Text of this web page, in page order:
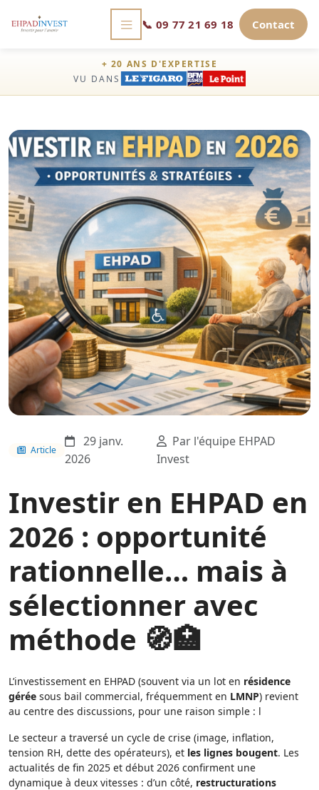
📞 09 77 21 69 18 Contact
+ 20 ANS D'EXPERTISE
VU DANS
Article
29 janv.
2026
Par l'équipe EHPAD
Invest
Investir en EHPAD en
2026 : opportunité
rationnelle… mais à
sélectionner avec
méthode 🧭🏥
L’investissement en EHPAD (souvent via un lot en résidence
gérée sous bail commercial, fréquemment en LMNP) revient
au centre des discussions, pour une raison simple : l
Le secteur a traversé un cycle de crise (image, inflation,
tension RH, dette des opérateurs), et les lignes bougent. Les
actualités de fin 2025 et début 2026 confirment une
dynamique à deux vitesses : d’un côté, restructurations